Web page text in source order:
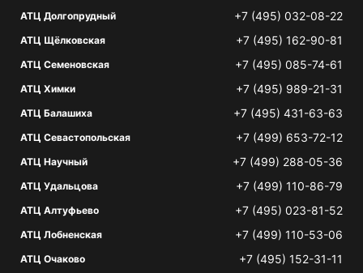
АТЦ Долгопрудный +7 (495) 032-08-22
АТЦ Щёлковская +7 (495) 162-90-81
АТЦ Семеновская +7 (495) 085-74-61
АТЦ Химки +7 (495) 989-21-31
АТЦ Балашиха +7 (495) 431-63-63
АТЦ Севастопольская +7 (499) 653-72-12
АТЦ Научный +7 (499) 288-05-36
АТЦ Удальцова +7 (499) 110-86-79
АТЦ Алтуфьево +7 (495) 023-81-52
АТЦ Лобненская +7 (499) 110-53-06
АТЦ Очаково +7 (495) 152-31-11